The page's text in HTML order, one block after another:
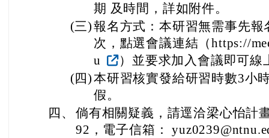
期 及時間，詳如附件。
(三)報名方式：本研習無需事先
次，點選會議連結（https://
u
）並要求加入會議即可線
(四)本研習核實發給研習時數3小
假。
四、 倘有相關疑義，請逕洽梁心怡計
92，電子信箱：